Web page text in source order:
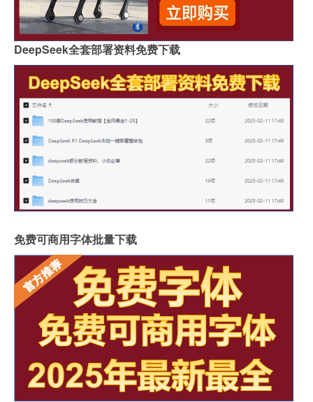
DeepSeek全套部署资料免费下载
免费可商用字体批量下载